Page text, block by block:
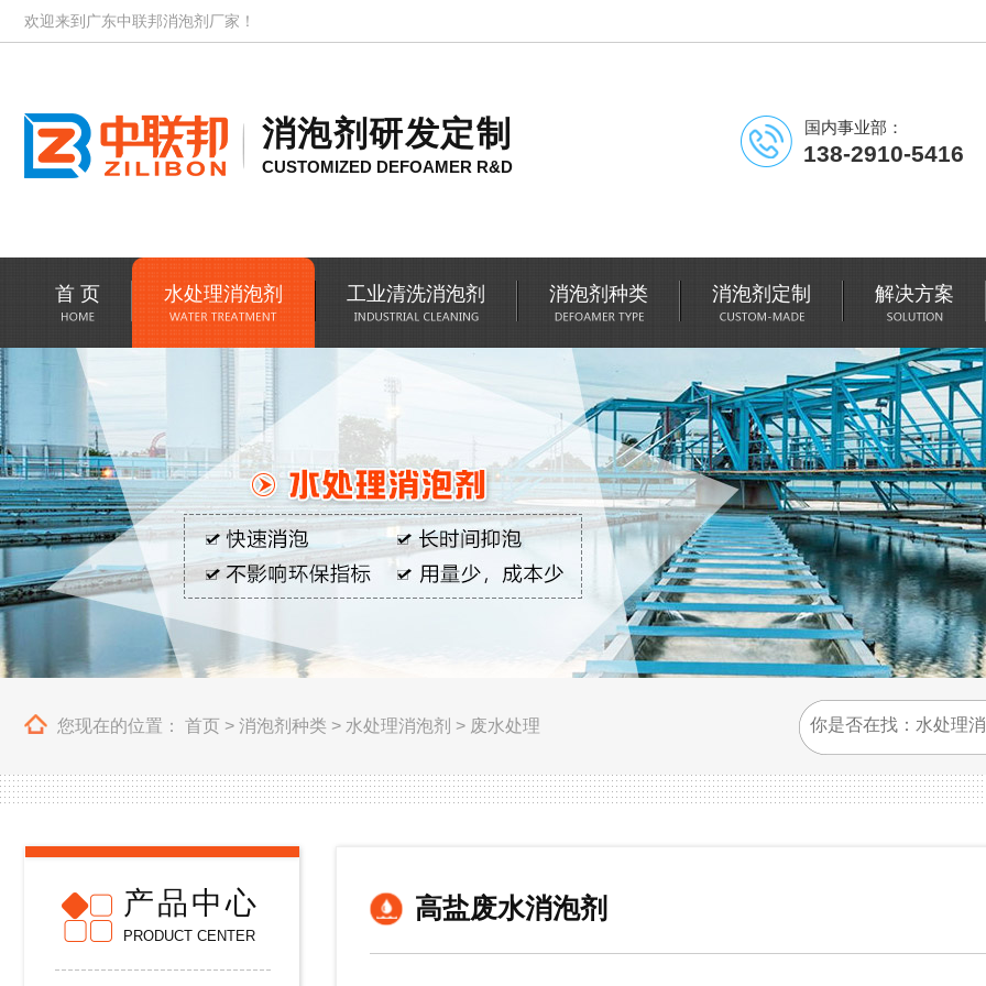
欢迎来到广东中联邦消泡剂厂家！
消泡剂研发定制
CUSTOMIZED DEFOAMER R&D
国内事业部：
138-2910-5416
首 页 水处理消泡剂 工业清洗消泡剂 消泡剂种类 消泡剂定制 解决方案
您现在的位置： 首页 > 消泡剂种类 > 水处理消泡剂 > 废水处理
产品中心
PRODUCT CENTER
高盐废水消泡剂